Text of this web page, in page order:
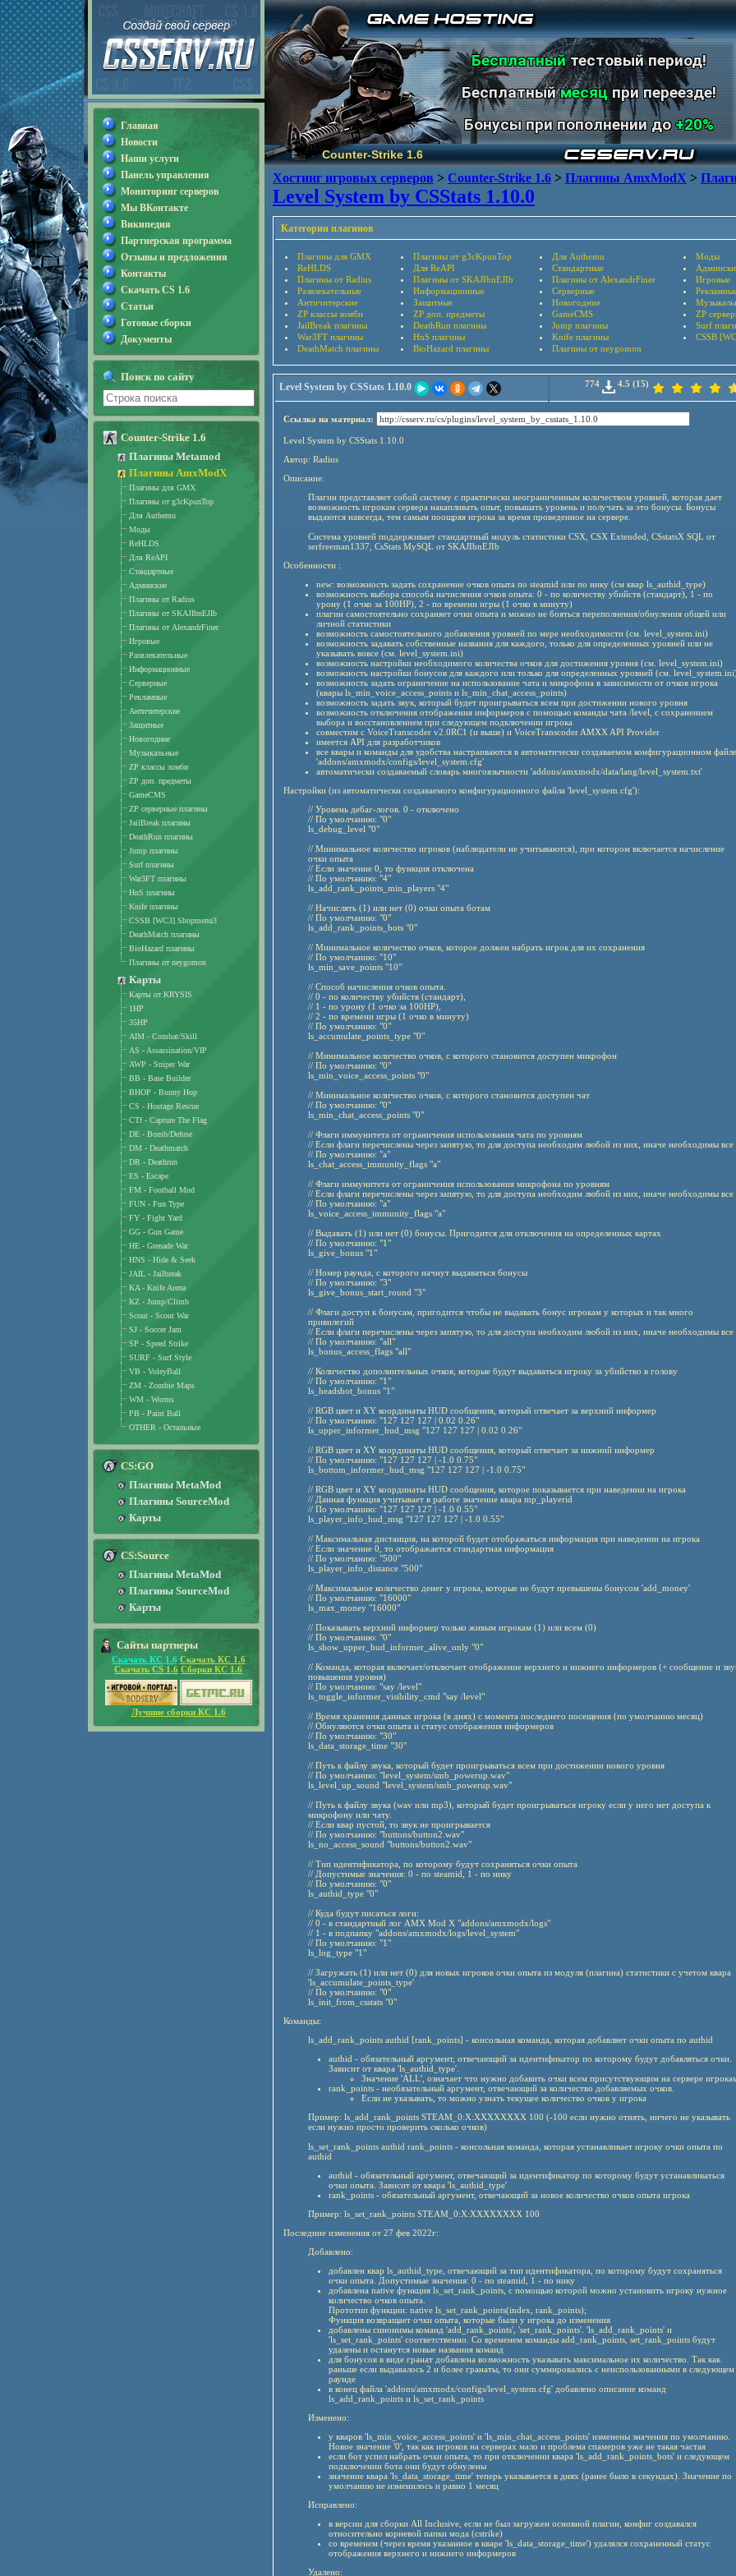
Counter-Strike 1.6
Бесплатныйтестовый период!
Бесплатныймесяцпри переезде!
Бонусы при пополнении до+20%
Хостинг игровых серверов > Counter-Strike 1.6 > Плагины AmxModX >
Level System by CSStats 1.10.0
Категории плагинов
Плагины для GMX Плагины от g3cKpunTop Для Authemu
Моды
ReHLDS
Для ReAPI Стандартные
Плагины от Radius
Плагины от SKAJIbnEJIb Плагины от AlexandrFiner
Игровые
Развлекательные
Информационные Серверные
Античитерские
Защитные Новогодние
ZP классы зомби
ZP доп. предметы GameCMS
ZP
JailBreak плагины
DeathRun плагины Jump плагины
Surf
War3FT плагины
HnS плагины Knife плагины
CSSB
DeathMatch плагины
BioHazard плагины Плагины от neygomon
Level System by CSStats 1.10.0 774 4.5 (15)
Ссылка на материал:
Level System by CSStats 1.10.0
Автор: Radius
Описание:
Плагин представляет собой систему с практически неограниченным количеством уровней, которая дает
возможность игрокам сервера накапливать опыт, повышать уровень и получать за это бонусы. Бонусы
выдаются навсегда, тем самым поощряя игрока за время проведенное на сервере.
Система уровней поддерживает стандартный модуль статистики CSX, CSX Extended, CSstatsX SQL от
serfreeman1337, CsStats MySQL от SKAJIbnEJIb
Особенности :
new: возможность задать сохранение очков опыта по steamid или по нику (см квар ls_authid_type)
возможность выбора способа начисления очков опыта: 0 - по количеству убийств (стандарт), 1 - по
урону (1 очко за 100HP), 2 - по времени игры (1 очко в минуту)
плагин самостоятельно сохраняет очки опыта и можно не бояться переполнения/обнуления общей или
личной статистики
возможность самостоятельного добавления уровней по мере необходимости (см. level_system.ini)
возможность задавать собственные названия для каждого, только для определенных уровней или не
указывать вовсе (см. level_system.ini)
возможность настройки необходимого количества очков для достижения уровня (см. level_system.ini)
возможность настройки бонусов для каждого или только для определенных уровней (см.
возможность задать ограничение на использование чата и микрофона в зависимости от очков игрока
(квары ls_min_voice_access_points и ls_min_chat_access_points)
возможность задать звук, который будет проигрываться всем при достижении нового уровня
возможность отключения отображения информеров с помощью команды чата /level, с сохранением
выбора и восстановлением при следующем подключении игрока
совместим с VoiceTranscoder v2.0RC1 (и выше) и VoiceTranscoder AMXX API Provider
имеется API для разработчиков
все квары и команды для удобства настраиваются в автоматически создаваемом конфигурационном файле
'addons/amxmodx/configs/level_system.cfg'
автоматически создаваемый словарь многоязычности 'addons/amxmodx/data/lang/level_system.txt'
Настройки (из автоматически создаваемого конфигурационного файла 'level_system.cfg'):
// Уровень дебаг-логов. 0 - отключено
// По умолчанию: "0"
ls_debug_level "0"
// Минимальное количество игроков (наблюдатели не учитываются), при котором включается начисление
очки опыта
// Если значение 0, то функция отключена
// По умолчанию: "4"
ls_add_rank_points_min_players "4"
// Начислять (1) или нет (0) очки опыта ботам
// По умолчанию: "0"
ls_add_rank_points_bots "0"
// Минимальное количество очков, которое должен набрать игрок для их сохранения
// По умолчанию: "10"
ls_min_save_points "10"
// Способ начисления очков опыта.
// 0 - по количеству убийств (стандарт),
// 1 - по урону (1 очко за 100HP),
// 2 - по времени игры (1 очко в минуту)
// По умолчанию: "0"
ls_accumulate_points_type "0"
// Минимальное количество очков, с которого становится доступен микрофон
// По умолчанию: "0"
ls_min_voice_access_points "0"
// Минимальное количество очков, с которого становится доступен чат
// По умолчанию: "0"
ls_min_chat_access_points "0"
// Флаги иммунитета от ограничения использования чата по уровням
// Если флаги перечислены через запятую, то для доступа необходим любой из них, иначе необходимы все
// По умолчанию: "a"
ls_chat_access_immunity_flags "a"
// Флаги иммунитета от ограничения использования микрофона по уровням
// Если флаги перечислены через запятую, то для доступа необходим любой из них, иначе необходимы все
// По умолчанию: "a"
ls_voice_access_immunity_flags "a"
// Выдавать (1) или нет (0) бонусы. Пригодится для отключения на определенных картах
// По умолчанию: "1"
ls_give_bonus "1"
// Номер раунда, с которого начнут выдаваться бонусы
// По умолчанию: "3"
ls_give_bonus_start_round "3"
// Флаги доступ к бонусам, пригодится чтобы не выдавать бонус игрокам у которых и так много
привилегий
// Если флаги перечислены через запятую, то для доступа необходим любой из них, иначе необходимы все
// По умолчанию: "all"
ls_bonus_access_flags "all"
// Количество дополнительных очков, которые будут выдаваться игроку за убийство в голову
// По умолчанию: "1"
ls_headshot_bonus "1"
// RGB цвет и XY координаты HUD сообщения, который отвечает за верхний информер
// По умолчанию: "127 127 127 | 0.02 0.26"
ls_upper_informer_hud_msg "127 127 127 | 0.02 0.26"
// RGB цвет и XY координаты HUD сообщения, который отвечает за нижний информер
// По умолчанию: "127 127 127 | -1.0 0.75"
ls_bottom_informer_hud_msg "127 127 127 | -1.0 0.75"
// RGB цвет и XY координаты HUD сообщения, которое показывается при наведении на игрока
// Данная функция учитывает в работе значение квара mp_playerid
// По умолчанию: "127 127 127 | -1.0 0.55"
ls_player_info_hud_msg "127 127 127 | -1.0 0.55"
// Максимальная дистанция, на которой будет отображаться информация при наведении на игрока
// Если значение 0, то отображается стандартная информация
// По умолчанию: "500"
ls_player_info_distance "500"
// Максимальное количество денег у игрока, которые не будут превышены бонусом 'add_money'
// По умолчанию: "16000"
ls_max_money "16000"
// Показывать верхний информер только живым игрокам (1) или всем (0)
// По умолчанию: "0"
ls_show_upper_hud_informer_alive_only "0"
// Команда, которая включает/отключает отображение верхнего и нижнего информеров (+ сообщение и
повышения уровня)
// По умолчанию: "say /level"
ls_toggle_informer_visibility_cmd "say /level"
// Время хранения данных игрока (в днях) с момента последнего посещения (по умолчанию месяц)
// Обнуляются очки опыта и статус отображения информеров
// По умолчанию: "30"
ls_data_storage_time "30"
// Путь к файлу звука, который будет проигрываться всем при достижении нового уровня
// По умолчанию: "level_system/smb_powerup.wav"
ls_level_up_sound "level_system/smb_powerup.wav"
// Путь к файлу звука (wav или mp3), который будет проигрываться игроку если у него нет доступа к
микрофону или чату.
// Если квар пустой, то звук не проигрывается
// По умолчанию: "buttons/button2.wav"
ls_no_access_sound "buttons/button2.wav"
// Тип идентификатора, по которому будут сохраняться очки опыта
// Допустимые значения: 0 - по steamid, 1 - по нику
// По умолчанию: "0"
ls_authid_type "0"
// Куда будут писаться логи:
// 0 - в стандартный лог AMX Mod X "addons/amxmodx/logs"
// 1 - в подпапку "addons/amxmodx/logs/level_system"
// По умолчанию: "1"
ls_log_type "1"
// Загружать (1) или нет (0) для новых игроков очки опыта из модуля (плагина) статистики с учетом квара
'ls_accumulate_points_type'
// По умолчанию: "0"
ls_init_from_csstats "0"
Команды:
ls_add_rank_points authid [rank_points] - консольная команда, которая добавляет очки опыта по authid
authid - обязательный аргумент, отвечающий за идентификатор по которому будут добавляться очки.
Зависит от квара 'ls_authid_type'.
Значение 'ALL', означает что нужно добавить очки всем присутствующим на сервере
rank_points - необязательный аргумент, отвечающий за количество добавляемых очков.
Если не указывать, то можно узнать текущее количество очков у игрока
Пример: ls_add_rank_points STEAM_0:X:XXXXXXXX 100 (-100 если нужно отнять, ничего не указывать
если нужно просто проверить сколько очков)
ls_set_rank_points authid rank_points - консольная команда, которая устанавливает игроку очки опыта по
authid
authid - обязательный аргумент, отвечающий за идентификатор по которому будут устанавливаться
очки опыта. Зависит от квара 'ls_authid_type'
rank_points - обязательный аргумент, отвечающий за новое количество очков опыта игрока
Пример: ls_set_rank_points STEAM_0:X:XXXXXXXX 100
Последние изменения от 27 фев 2022г:
Добавлено:
добавлен квар ls_authid_type, отвечающий за тип идентификатора, по которому будут сохраняться
очки опыта. Допустимые значения: 0 - по steamid, 1 - по нику
добавлена native функция ls_set_rank_points, с помощью которой можно установить игроку нужное
количество очков опыта.
Прототип функции: native ls_set_rank_points(index, rank_points);
Функция возвращает очки опыта, которые были у игрока до изменения
добавлены синонимы команд 'add_rank_points', 'set_rank_points'. 'ls_add_rank_points' и
'ls_set_rank_points' соответственно. Со временем команды add_rank_points, set_rank_points будут
удалены и останутся новые названия команд
для бонусов в виде гранат добавлена возможность указывать максимальное их количество. Так как
раньше если выдавалось 2 и более гранаты, то они суммировались с неиспользованными в следующем
раунде
в конец файла 'addons/amxmodx/configs/level_system.cfg' добавлено описание команд
ls_add_rank_points и ls_set_rank_points
Изменено:
у кваров 'ls_min_voice_access_points' и 'ls_min_chat_access_points' изменены значения по умолчанию.
Новое значение '0', так как игроков на серверах мало и проблема спамеров уже не такая частая
если бот успел набрать очки опыта, то при отключении квара 'ls_add_rank_points_bots' и следующем
подключении бота они будут обнулены
значение квара 'ls_data_storage_time' теперь указывается в днях (ранее было в секундах). Значение по
умолчанию не изменилось и равно 1 месяц
Исправлено:
в версии для сборки All Inclusive, если не был загружен основной плагин, конфиг создавался
относительно корневой папки мода (cstrike)
со временем (через время указанное в кваре 'ls_data_storage_time') удалялся сохраненный статус
отображения верхнего и нижнего информеров
Удалено:
Главная
Новости
Наши услуги
Панель управления
Мониторинг серверов
Мы ВКонтакте
Википедия
Партнерская программа
Отзывы и предложения
Контакты
Скачать CS 1.6
Статьи
Готовые сборки
Документы
Поиск по сайту
Counter-Strike 1.6
Плагины Metamod
Плагины AmxModX
Плагины для GMX
Плагины от g3cKpunTop
Для Authemu
Моды
ReHLDS
Для ReAPI
Стандартные
Админские
Плагины от Radius
Плагины от SKAJIbnEJIb
Плагины от AlexandrFiner
Игровые
Развлекательные
Информационные
Серверные
Рекламные
Античитерские
Защитные
Новогодние
Музыкальные
ZP классы зомби
ZP доп. предметы
GameCMS
ZP серверные плагины
JailBreak плагины
DeathRun плагины
Jump плагины
Surf плагины
War3FT плагины
HnS плагины
Knife плагины
CSSB [WC3] Shopmenu3
DeathMatch плагины
BioHazard плагины
Плагины от neygomon
Карты
Карты от KRYSIS
1HP
35HP
AIM - Combat/Skill
AS - Assassination/VIP
AWP - Sniper War
BB - Base Builder
BHOP - Bunny Hop
CS - Hostage Rescue
CTf - Capture The Flag
DE - Bomb/Defuse
DM - Deathmatch
DR - Deathrun
ES - Escape
FM - Football Mod
FUN - Fun Type
FY - Fight Yard
GG - Gun Game
HE - Grenade War
HNS - Hide & Seek
JAIL - Jailbreak
KA - Knife Arena
KZ - Jump/Climb
Scout - Scout War
SJ - Soccer Jam
SP - Speed Strike
SURF - Surf Style
VB - VoleyBall
ZM - Zombie Maps
WM - Worms
PB - Paint Ball
OTHER - Остальные
CS:GO
Плагины MetaMod
Плагины SourceMod
Карты
CS:Source
Плагины MetaMod
Плагины SourceMod
Карты
Сайты партнеры
Скачать КС 1.6 Скачать КС 1.6
Скачать CS 1.6 Сборки КС 1.6
Лучшие сборки КС 1.6